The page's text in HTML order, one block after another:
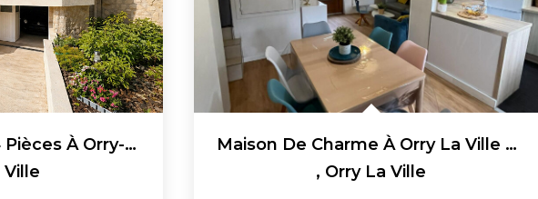
Maison De 80m2 - 4 Pièces À Orry-La-Ville !
Ville
Maison De Charme À Orry La Ville De 58 M² En Carrez Et 70...
, Orry La Ville